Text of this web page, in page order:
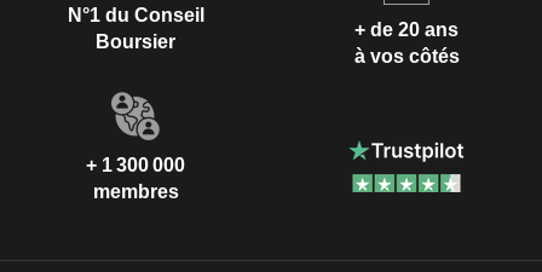
N°1 du Conseil
Boursier
+ de 20 ans
à vos côtés
+ 1 300 000
membres